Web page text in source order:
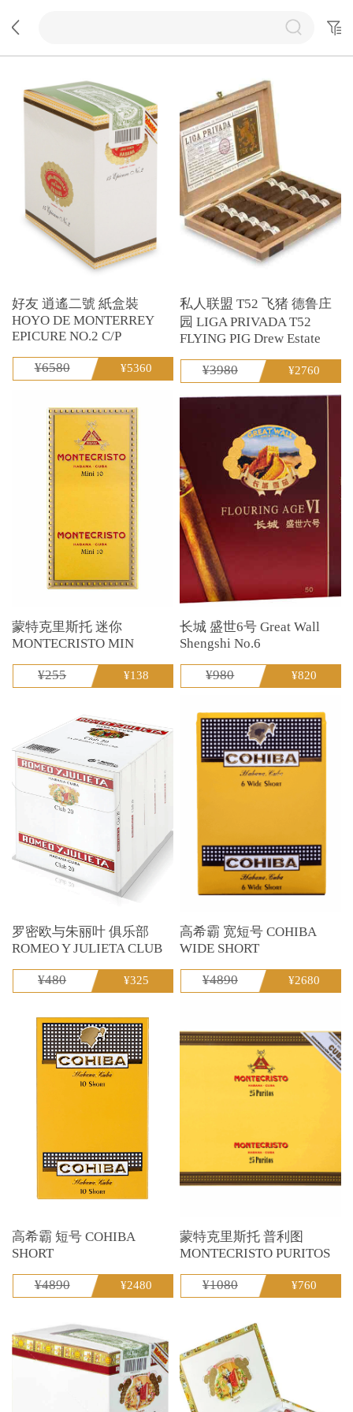
好友 逍遙二號 紙盒裝
HOYO DE MONTERREY
EPICURE NO.2 C/P
¥6580 ¥5360
私人联盟 T52 飞猪 德鲁庄
园 LIGA PRIVADA T52
FLYING PIG Drew Estate
¥3980 ¥2760
蒙特克里斯托 迷你
MONTECRISTO MIN
¥255 ¥138
长城 盛世6号 Great Wall
Shengshi No.6
¥980 ¥820
罗密欧与朱丽叶 俱乐部
ROMEO Y JULIETA CLUB
¥480 ¥325
高希霸 宽短号 COHIBA
WIDE SHORT
¥4890 ¥2680
高希霸 短号 COHIBA
SHORT
¥4890 ¥2480
蒙特克里斯托 普利图
MONTECRISTO PURITOS
¥1080 ¥760